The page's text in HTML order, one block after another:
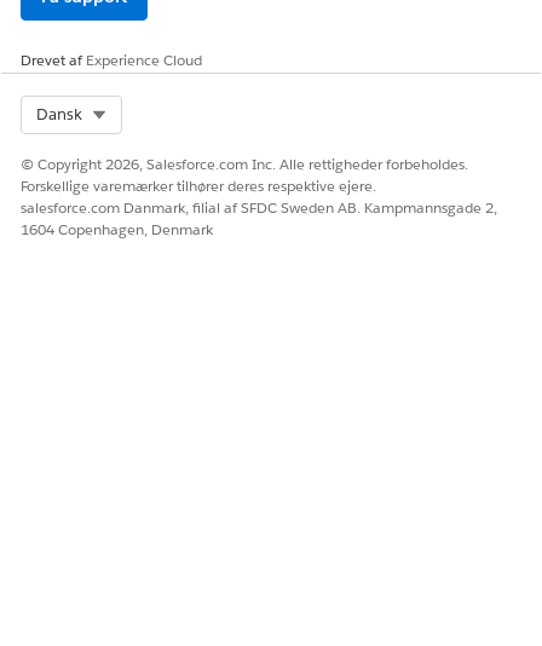
konfliktregistrering.
LØSTE DENNE ARTIKEL DIT PROBLEM?
Giv os besked, så vi kan forbedre os!
Ja Nej
Drevet afExperience Cloud
Dansk
© Copyright 2026, Salesforce.com Inc. Alle rettigheder forbeholdes.
Forskellige varemærker tilhører deres respektive ejere.
salesforce.com Danmark, filial af SFDC Sweden AB. Kampmannsgade 2,
1604 Copenhagen, Denmark